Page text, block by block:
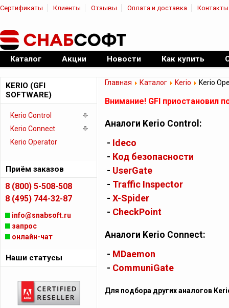
Сертификаты Клиенты Отзывы Оплата и доставка Контакты
Официальный дилер ПО
Каталог Акции Новости Как купить
Главная Каталог Kerio Kerio
Внимание! GFI приостановил
Аналоги Kerio Control:
- Ideco
- Код безопасности
- UserGate
- Traffic Inspector
- X-Spider
- CheckPoint
Аналоги Kerio Connect:
- MDaemon
- CommuniGate
Для подбора других аналогов
KERIO (GFI
SOFTWARE)
Kerio Control
Kerio Connect
Kerio Operator
Приём заказов
8 (800) 5-508-508
8 (495) 744-32-87
info@snabsoft.ru
запрос
онлайн-чат
Наши статусы